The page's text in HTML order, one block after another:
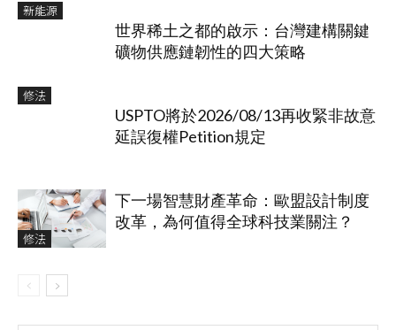
新能源
世界稀土之都的啟示：台灣建構關鍵
礦物供應鏈韌性的四大策略
修法
USPTO將於2026/08/13再收緊非故意
延誤復權Petition規定
修法
下一場智慧財產革命：歐盟設計制度
改革，為何值得全球科技業關注？